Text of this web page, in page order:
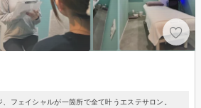
フェイシャルが一箇所で全て叶うエステサロン。